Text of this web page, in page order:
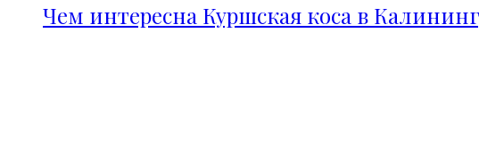
Чем интересна Куршская коса в